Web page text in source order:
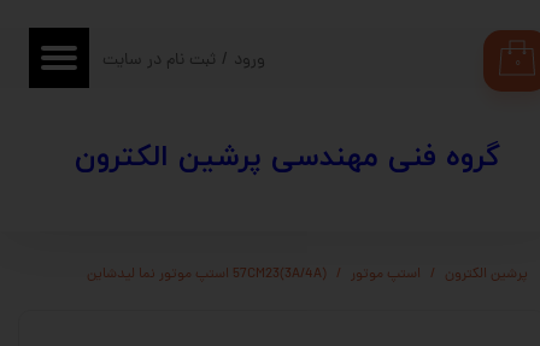
​​گروه فنی مهندسی پرشین الکترون
۰ ورود / ثبت نام در سایت
حساب کاربری من
سفارشات
پرشین الکترون استپ موتور 57CM23(3A/4A) استپ موتور نما لیدشاین